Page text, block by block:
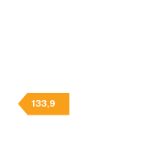
133,9